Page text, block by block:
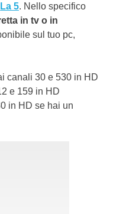
La 5. Nello specifico
in tv o in
sul tuo pc,
canali 30 e 530 in HD
e 159 in HD
in HD se hai un